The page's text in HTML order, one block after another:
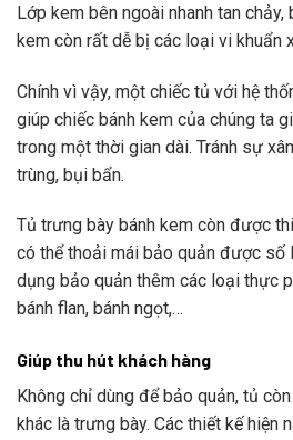
Lớp kem bên ngoài nhanh tan chảy,
kem còn rất dễ bị các loại vi khuẩn
Chính vì vậy, một chiếc tủ với hệ
giúp chiếc bánh kem của chúng ta
trong một thời gian dài. Tránh sự
trùng, bụi bẩn.
Tủ trưng bày bánh kem còn được
có thể thoải mái bảo quản được số
dụng bảo quản thêm các loại thực
bánh flan, bánh ngọt,…
Giúp thu hút khách hàng
Không chỉ dùng để bảo quản, tủ
khác là trưng bày. Các thiết kế hiện